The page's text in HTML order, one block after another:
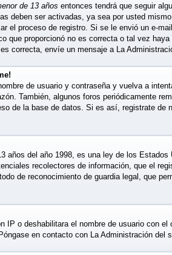
de 13 años entonces tendrá que seguir
deben ser activadas, ya sea por usted
el proceso de registro. Si se le envió un e-
que proporcionó no es correcta o tal vez
correcta, envíe un mensaje a La
de usuario y contraseña y vuelva a
También, algunos foros periódicamente
de la base de datos. Si es así, registrate de
años del año 1998, es una ley de los Estados
recolectores de información, que el
de reconocimiento de guardia legal, que
IP o deshabilitara el nombre de usuario con el
en contacto con La Administración del